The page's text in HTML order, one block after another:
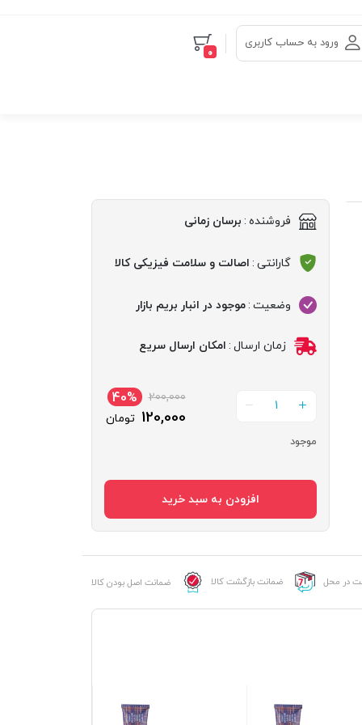
ورود به حساب کاربری
0
فروشنده : برسان زمانی
گارانتی : اصالت و سلامت فیزیکی کالا
وضعیت :موجود در انبار بریم بازار
زمان ارسال : امکان ارسال سریع
1
40% 200,000
120,000 تومان
موجود
موی
هو
شماره
افزودن به سبد خرید
در محل ضمانت بازگشت کالا ضمانت اصل بودن کالا